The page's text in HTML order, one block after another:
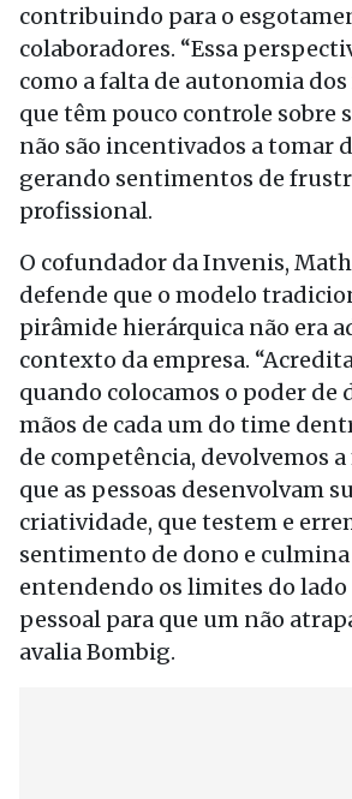
contribuindo para o
colaboradores. “Essa
como a falta de autonomia
que têm pouco controle sobre
não são incentivados a tomar
gerando sentimentos de
profissional.
O cofundador da Invenis,
defende que o modelo
pirâmide hierárquica não era
contexto da empresa.
quando colocamos o poder de
mãos de cada um do time
de competência, devolvemos
que as pessoas desenvolvam
criatividade, que testem e
sentimento de dono e culmina
entendendo os limites do
pessoal para que um não
avalia Bombig.